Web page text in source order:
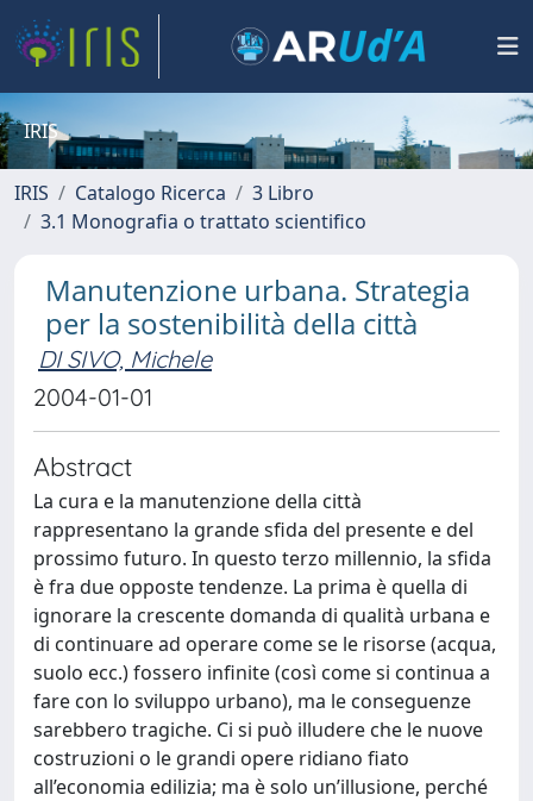
IRIS
IRIS Catalogo Ricerca
3 Libro
3.1 Monografia o trattato scientifico
Manutenzione urbana. Strategia
per la sostenibilità della città
DI SIVO, Michele
2004-01-01
Abstract
La cura e la manutenzione della città
rappresentano la grande sfida del presente e del
prossimo futuro. In questo terzo millennio, la sfida
è fra due opposte tendenze. La prima è quella di
ignorare la crescente domanda di qualità urbana e
di continuare ad operare come se le risorse (acqua,
suolo ecc.) fossero infinite (così come si continua a
fare con lo sviluppo urbano), ma le conseguenze
sarebbero tragiche. Ci si può illudere che le nuove
costruzioni o le grandi opere ridiano fiato
all’economia edilizia; ma è solo un’illusione, perché